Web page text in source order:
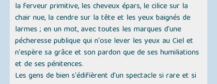
la ferveur primitive, les cheveux épars, le cilice sur la
chair nue, la cendre sur la tête et les yeux baignés de
larmes ; en un mot, avec toutes les marques d'une
pécheresse publique qui n'ose lever les yeux au Ciel et
n'espère sa grâce et son pardon que de ses humiliations
et de ses pénitences.
Les gens de bien s'édifièrent d'un spectacle si rare et si